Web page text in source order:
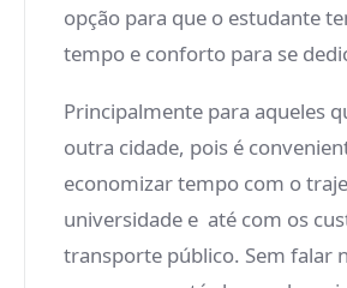
opção para que o estudante
tempo e conforto para se
Principalmente para aqueles
outra cidade, pois é
economizar tempo com o
universidade e até com os
transporte público. Sem falar